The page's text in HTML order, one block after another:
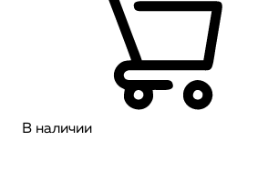
В наличии